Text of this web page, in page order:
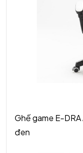
Ghế game E-
đen